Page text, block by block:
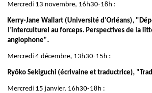
Mercredi 13 novembre, 16h30-18h :
Kerry-Jane Wallart (Université d'Orléans),
l'interculturel au forceps. Perspectives de la
anglophone".
Mercredi 4 décembre, 13h30-15h :
Ryôko Sekiguchi (écrivaine et traductrice),
Mercredi 15 janvier, 16h30-18h :